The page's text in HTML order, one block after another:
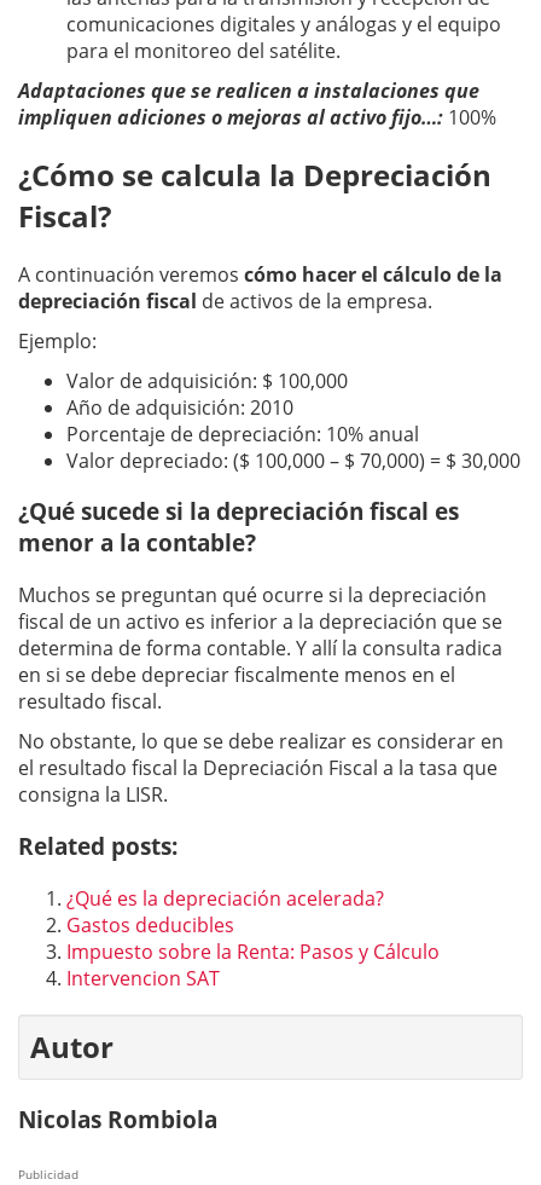
comunicaciones digitales y análogas y el equipo
para el monitoreo del satélite.
Adaptaciones que se realicen a instalaciones que
impliquen adiciones o mejoras al activo fijo…: 100%
¿Cómo se calcula la Depreciación
Fiscal?
A continuación veremos cómo hacer el cálculo de la
depreciación fiscal de activos de la empresa.
Ejemplo:
Valor de adquisición: $ 100,000
Año de adquisición: 2010
Porcentaje de depreciación: 10% anual
Valor depreciado: ($ 100,000 – $ 70,000) = $ 30,000
¿Qué sucede si la depreciación fiscal es
menor a la contable?
Muchos se preguntan qué ocurre si la depreciación
fiscal de un activo es inferior a la depreciación que se
determina de forma contable. Y allí la consulta radica
en si se debe depreciar fiscalmente menos en el
resultado fiscal.
No obstante, lo que se debe realizar es considerar en
el resultado fiscal la Depreciación Fiscal a la tasa que
consigna la LISR.
Related posts:
¿Qué es la depreciación acelerada?
Gastos deducibles
Impuesto sobre la Renta: Pasos y Cálculo
Intervencion SAT
Autor
Nicolas Rombiola
Publicidad